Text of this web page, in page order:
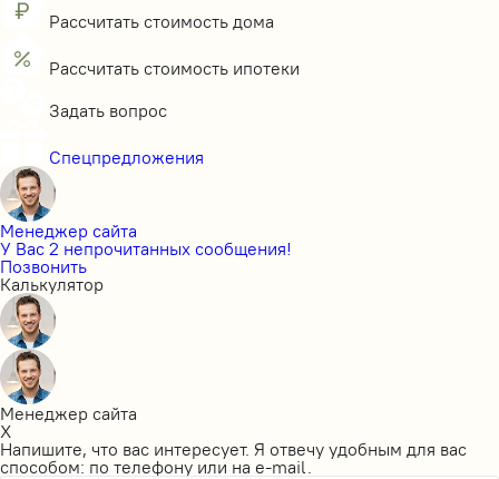
Рассчитать стоимость дома
Рассчитать стоимость ипотеки
Задать вопрос
Спецпредложения
Менеджер сайта
У Вас 2 непрочитанных сообщения!
Позвонить
Калькулятор
Менеджер сайта
X
Напишите, что вас интересует. Я отвечу удобным для вас
способом: по телефону или на e-mail.